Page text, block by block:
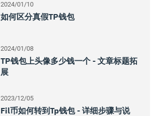
2024/01/10
如何区分真假TP钱包
2024/01/08
TP钱包上头像多少钱一个 - 文章标题拓
展
2023/12/05
Fil币如何转到tp钱包 - 详细步骤与说